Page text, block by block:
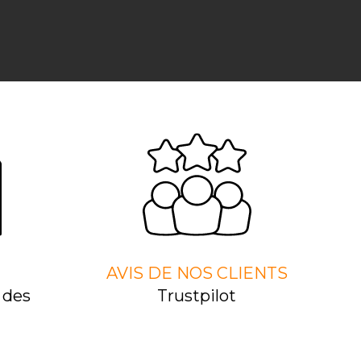
AVIS DE NOS CLIENTS
Trustpilot